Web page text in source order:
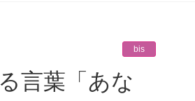
bis